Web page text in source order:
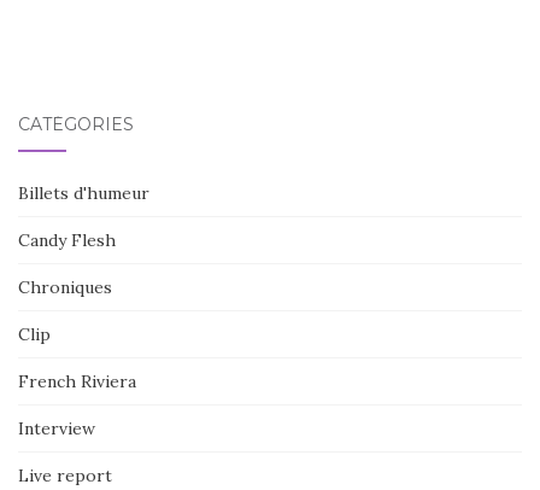
CATÉGORIES
Billets d'humeur
Candy Flesh
Chroniques
Clip
French Riviera
Interview
Live report